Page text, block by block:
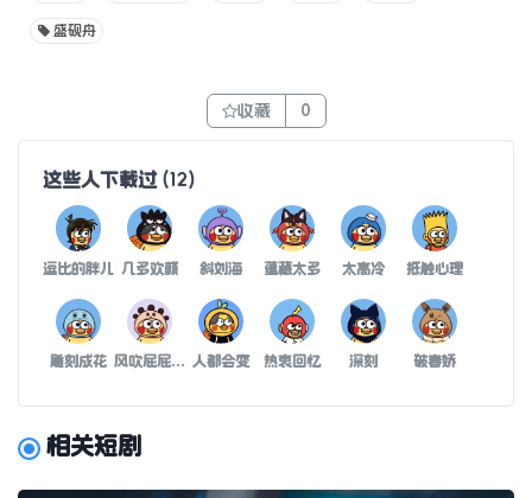
盛砚舟
收藏 0
这些人下载过(12)
逗比的胖儿 几多欢颜 斜刘海 蕴藏太多 太高冷 抵触心理
雕刻成花 风吹屁屁好凉爽 人都会变 热衷回忆 深刻 破春娇
相关短剧